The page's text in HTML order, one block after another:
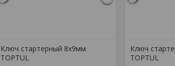
Ключ стартерный 8х9мм
TOPTUL
Ключ
TOPTUL